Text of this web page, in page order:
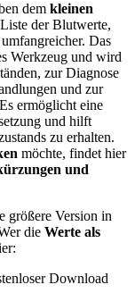
dem kleinen
der Blutwerte,
Das
Werkzeug und wird
zur Diagnose
und zur
ermöglicht eine
und hilft
zu erhalten.
möchte, findet hier
und
größere Version in
die Werte als
Download